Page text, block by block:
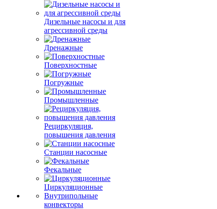
Дизельные насосы и для
агрессивной среды
Дренажные
Поверхностные
Погружные
Промышленные
Рециркуляция,
повышения давления
Станции насосные
Фекальные
Циркуляционные
Внутрипольные
конвекторы